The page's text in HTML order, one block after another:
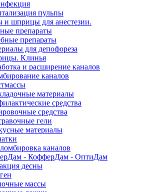
пульпы
и шприцы для анестезии.
препараты
препараты
для депофореза
Клинья
и расширение каналов
каналов
материалы
средства
средства
гели
материалы
каналов
- КофферДам - ОптиДам
десны
массы